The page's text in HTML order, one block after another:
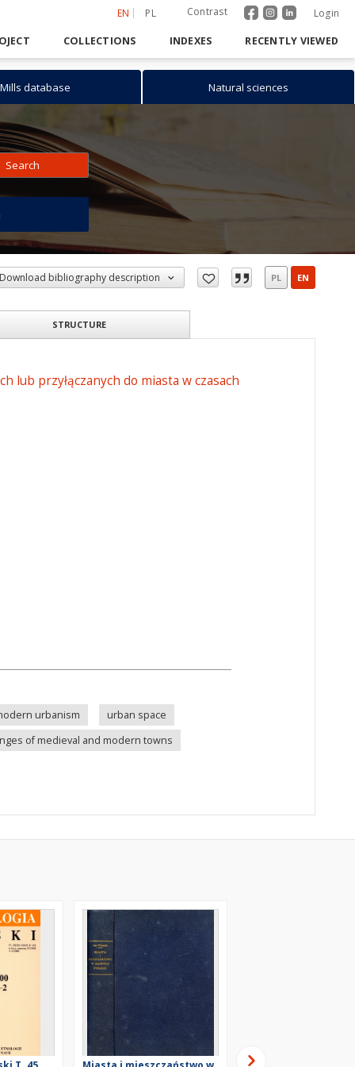
EN PL Contrast Login
COLLECTIONS INDEXES RECENTLY VIEWED
Mills database Natural sciences
Search
Download bibliography description PL EN
STRUCTURE
lub przyłączanych do miasta w czasach
urbanism
urban space
of medieval and modern towns